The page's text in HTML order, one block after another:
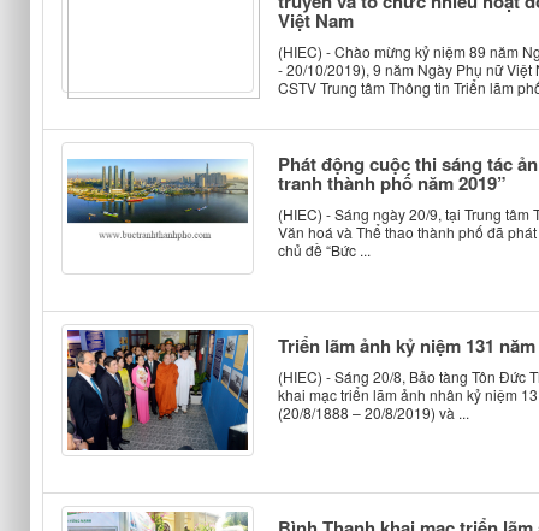
Việt Nam
(HIEC) - Chào mừng kỷ niệm 89 năm
- 20/10/2019), 9 năm Ngày Phụ nữ
CSTV Trung tâm Thông tin Triển lãm
Phát động cuộc thi sáng tác
tranh thành phố năm 2019”
(HIEC) - Sáng ngày 20/9, tại Trung
Văn hoá và Thể thao thành phố đã
chủ đề “Bức ...
Triển lãm ảnh kỷ niệm 131
(HIEC) - Sáng 20/8, Bảo tàng Tôn Đức
khai mạc triển lãm ảnh nhân kỷ niệm
(20/8/1888 – 20/8/2019) và ...